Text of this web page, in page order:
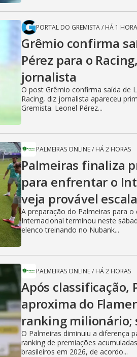
PORTAL DO GREMISTA/ HÁ 1 HORA
Grêmio confirma
Pérez para o
jornalista
O post Grêmio confirma saída de
Racing, diz jornalista apareceu
Gremista. Leonel Pérez...
PALMEIRAS ONLINE/ HÁ 2 HORAS
Palmeiras finaliza
para enfrentar o
veja provável
A preparação do Palmeiras para
Internacional terminou neste
elenco treinando no Nubank...
PALMEIRAS ONLINE/ HÁ 2 HORAS
Após classificação,
aproxima do
ranking milionário;
O Palmeiras diminuiu a diferença
ranking de premiações
brasileiros em 2026, de acordo...